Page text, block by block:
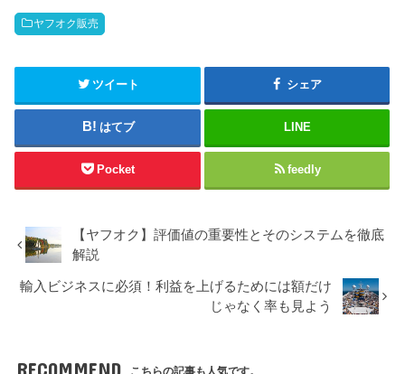
ヤフオク販売
ツイート シェア
はてブ LINE
Pocket feedly
【ヤフオク】評価値の重要性とそのシステムを徹底
解説
輸入ビジネスに必須！利益を上げるためには額だけ
じゃなく率も見よう
RECOMMEND こちらの記事も人気です。